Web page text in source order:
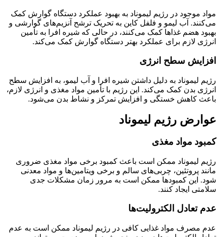
مواد موجود در رژیم لیموناد به بهبود عملکرد دستگاه گوارش کمک
می‌کنند. آب لیمو و فلفل کاین به تحریک ترشح آنزیم‌های گوارشی و
بهبود هضم غذاها کمک می‌کنند، در حالی که شیره افرا به تأمین
انرژی لازم برای عملکرد بهتر دستگاه گوارش کمک می‌کند.
افزایش سطح انرژی
رژیم لیموناد به دلیل داشتن شیره افرا و آب لیمو، به افزایش سطح
انرژی بدن کمک می‌کند. این رژیم با تأمین مواد مغذی و انرژی لازم،
باعث کاهش خستگی و افزایش تمرکز و نشاط بدن می‌شود.
عوارض رژیم لیموناد
کمبود مواد مغذی
رژیم لیموناد ممکن است باعث کمبود برخی مواد مغذی ضروری
مانند پروتئین، چربی‌های سالم و برخی ویتامین‌ها و مواد معدنی
شود. این کمبودها ممکن است به مرور زمان مشکلات جدی
سلامتی ایجاد کنند.
عدم تعادل الکترولیت‌ها
عدم مصرف مواد غذایی کافی در رژیم لیموناد ممکن است به عدم